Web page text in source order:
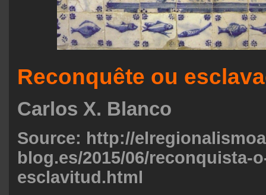
Reconquête ou
Carlos X. Blanco
Source: http://
blog.es/2015/06/reconquista-
esclavitud.html